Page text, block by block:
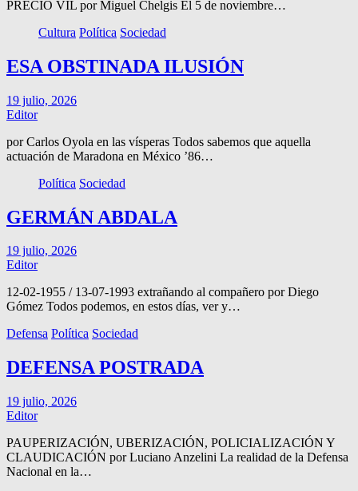
PRECIO VIL por Miguel Chelgis El 5 de noviembre…
Cultura Política Sociedad
ESA OBSTINADA ILUSIÓN
19 julio, 2026
Editor
por Carlos Oyola en las vísperas Todos sabemos que aquella
actuación de Maradona en México ’86…
Política Sociedad
GERMÁN ABDALA
19 julio, 2026
Editor
12-02-1955 / 13-07-1993 extrañando al compañero por Diego
Gómez Todos podemos, en estos días, ver y…
Defensa Política Sociedad
DEFENSA POSTRADA
19 julio, 2026
Editor
PAUPERIZACIÓN, UBERIZACIÓN, POLICIALIZACIÓN Y
CLAUDICACIÓN por Luciano Anzelini La realidad de la Defensa
Nacional en la…